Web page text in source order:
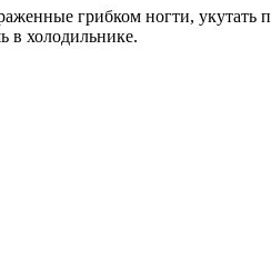
грибком ногти,
в холодильнике.